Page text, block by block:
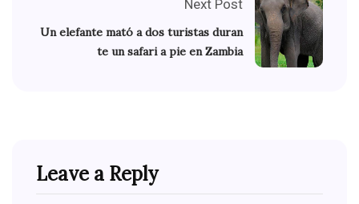
Next Post
Un elefante mató a dos turistas duran
te un safari a pie en Zambia
Leave a Reply